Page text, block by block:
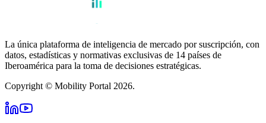
La única plataforma de inteligencia de mercado por suscripción, con
datos, estadísticas y normativas exclusivas de 14 países de
Iberoamérica para la toma de decisiones estratégicas.
Copyright © Mobility Portal 2026.